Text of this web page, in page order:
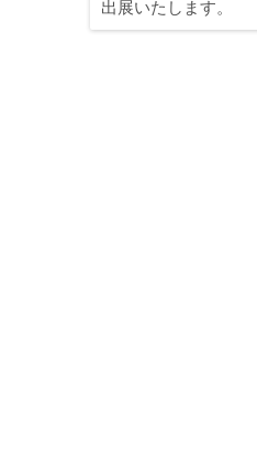
出展いたします。